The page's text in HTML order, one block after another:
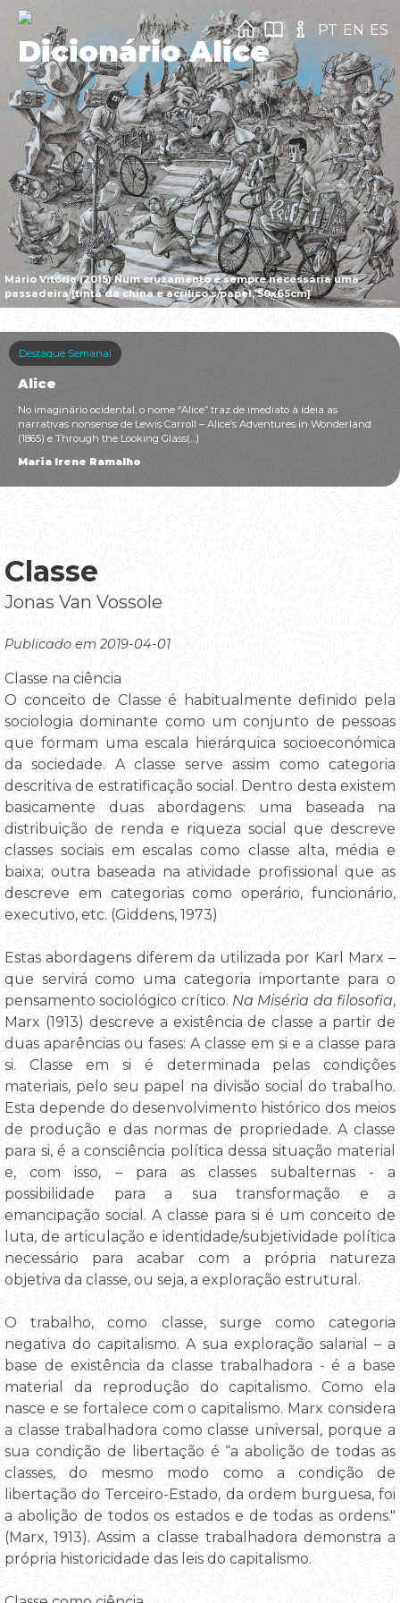
Mário Vitória (2015) Num cruzamento é sempre necessária uma
passadeira [tinta da china e acrílico s/papel, 50x65cm]
Dicionário Alice
PT EN ES
Destaque Semanal
Alice
No imaginário ocidental, o nome “Alice” traz de imediato à ideia as
narrativas nonsense de Lewis Carroll – Alice’s Adventures in Wonderland
(1865) e Through the Looking Glass(...)
Maria Irene Ramalho
Classe
Jonas Van Vossole
Publicado em 2019-04-01
Classe na ciência
O conceito de Classe é habitualmente definido pela
sociologia dominante como um conjunto de pessoas
que formam uma escala hierárquica socioeconómica
da sociedade. A classe serve assim como categoria
descritiva de estratificação social. Dentro desta existem
basicamente duas abordagens: uma baseada na
distribuição de renda e riqueza social que descreve
classes sociais em escalas como classe alta, média e
baixa; outra baseada na atividade profissional que as
descreve em categorias como operário, funcionário,
executivo, etc. (Giddens, 1973)
Estas abordagens diferem da utilizada por Karl Marx –
que servirá como uma categoria importante para o
pensamento sociológico crítico. Na Miséria da filosofia,
Marx (1913) descreve a existência de classe a partir de
duas aparências ou fases: A classe em si e a classe para
si. Classe em si é determinada pelas condições
materiais, pelo seu papel na divisão social do trabalho.
Esta depende do desenvolvimento histórico dos meios
de produção e das normas de propriedade. A classe
para si, é a consciência política dessa situação material
e, com isso, – para as classes subalternas - a
possibilidade para a sua transformação e a
emancipação social. A classe para si é um conceito de
luta, de articulação e identidade/subjetividade política
necessário para acabar com a própria natureza
objetiva da classe, ou seja, a exploração estrutural.
O trabalho, como classe, surge como categoria
negativa do capitalismo. A sua exploração salarial – a
base de existência da classe trabalhadora - é a base
material da reprodução do capitalismo. Como ela
nasce e se fortalece com o capitalismo. Marx considera
a classe trabalhadora como classe universal, porque a
sua condição de libertação é “a abolição de todas as
classes, do mesmo modo como a condição de
libertação do Terceiro-Estado, da ordem burguesa, foi
a abolição de todos os estados e de todas as ordens."
(Marx, 1913). Assim a classe trabalhadora demonstra a
própria historicidade das leis do capitalismo.